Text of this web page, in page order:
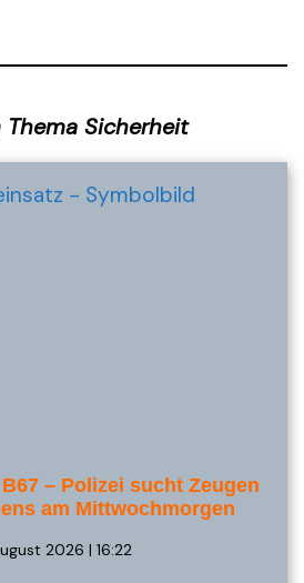
Sicherheit
– Polizei sucht Zeugen
am Mittwochmorgen
2026 | 16:22